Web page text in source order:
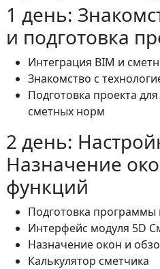
1 день:
и подготовка
Интеграция BIM и
Знакомство с
Подготовка проекта
сметных норм
2 день:
Назначение
функций
Подготовка программы
Интерфейс модуля 5D
Назначение окон и
Калькулятор сметчика